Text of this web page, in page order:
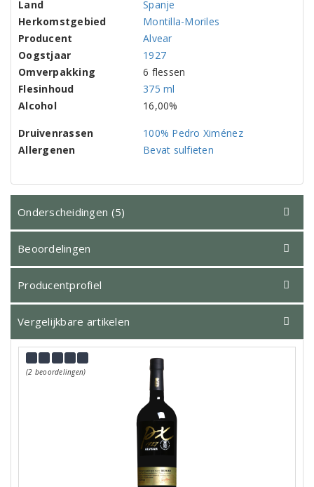
Land
Spanje
Herkomstgebied
Montilla-Moriles
Producent
Alvear
Oogstjaar
1927
Omverpakking
6 flessen
Flesinhoud
375 ml
Alcohol
16,00%
Druivenrassen
100% Pedro Ximénez
Allergenen
Bevat sulfieten
Onderscheidingen (5)
Beoordelingen
Producentprofiel
Vergelijkbare artikelen
(2 beoordelingen)